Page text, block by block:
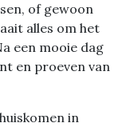
of gewoon
alles om het
een mooie dag
en proeven van
in